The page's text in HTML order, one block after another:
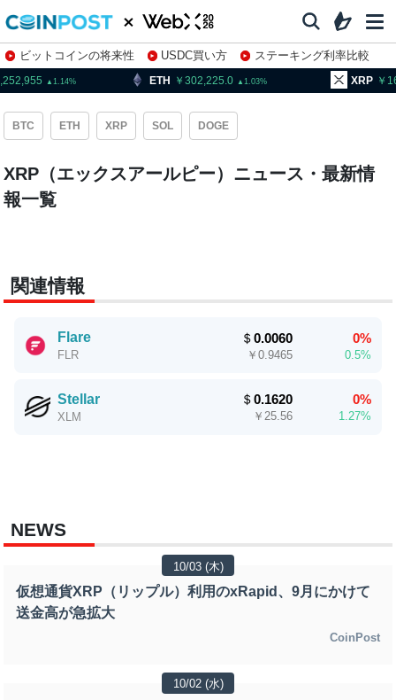
ビットコインの将来性 USDC買い方
ステーキング利率比較
株特集・関連銘柄
1.14 ETH 302,225.0 1.03 XRP
BTC ETH XRP SOL DOGE
XRP（エックスアールピー）ニュース・最新情
報一覧
関連情報
Flare
FLR
＄0.0060
￥ 0.9465
0%
0.5%
Stellar
XLM
＄0.1620
￥ 25.56
0%
1.27%
NEWS
10/03 (木)
仮想通貨XRP（リップル）利用のxRapid、9月にかけて
送金高が急拡大
CoinPost
10/02 (水)